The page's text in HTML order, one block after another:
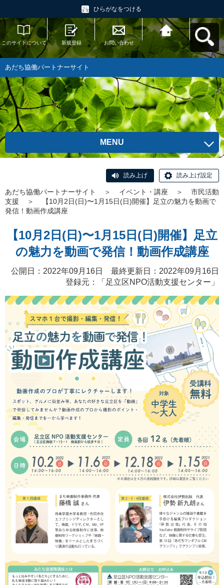
ひらがなをつける
このサイトについて 新規登録 お問い合わせ
あだち協働パートナ
ーサイトへ戻る
あだち協働パートナーサイト
MENU
読み上げ 読み上げ設定
あだち協働パートナーサイト ＞ イベント・講座 ＞
市民活動
支援
＞
【10月2日(日)〜1月15日(日)開催】足立の魅力を動画で
発信！動画作成講座
【10月2日(日)〜1月15日(日)開催】足立
の魅力を動画で発信！動画作成講座
公開日：2022年09月16日 最終更新日：2022年09月16日
登録元：「 足立区NPO活動支援センター 」